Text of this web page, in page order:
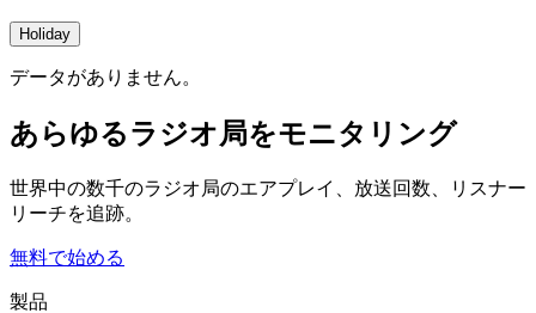
Holiday
データがありません。
あらゆるラジオ局をモニタリング
世界中の数千のラジオ局のエアプレイ、放送回数、リスナー
リーチを追跡。
無料で始める
製品